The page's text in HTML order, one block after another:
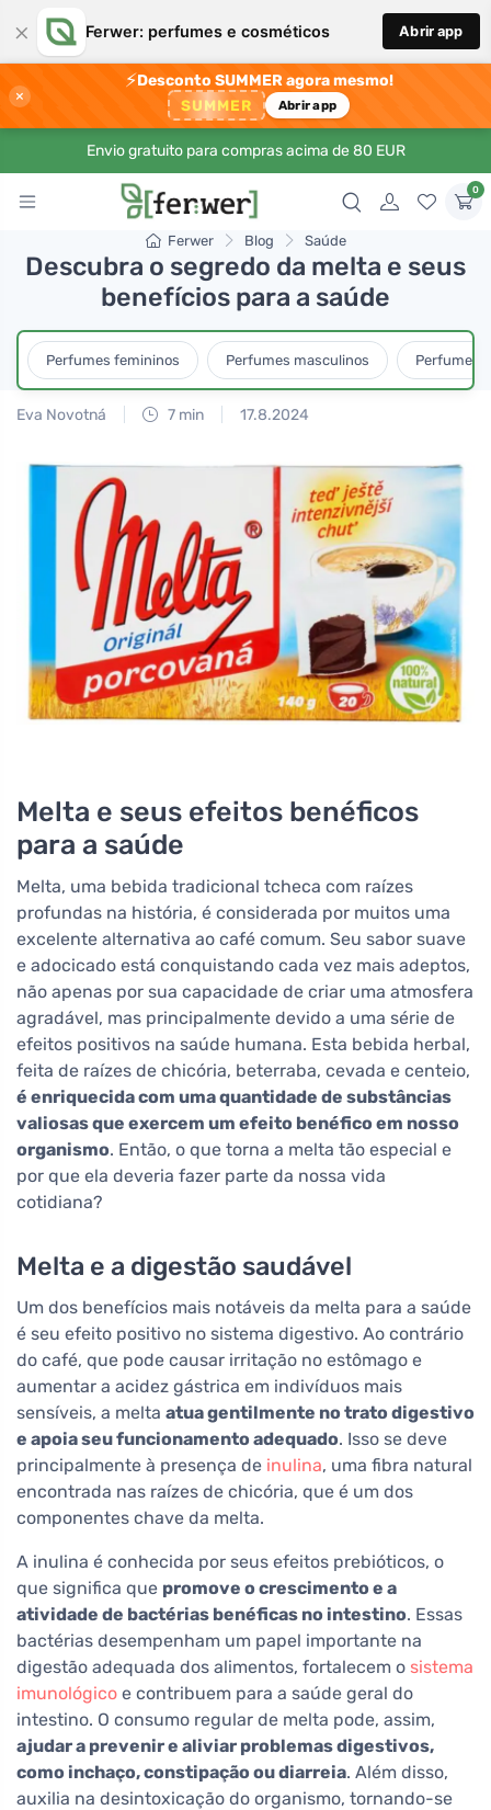
× Ferwer: perfumes e cosméticos Abrir app
×
⚡Desconto SUMMER agora mesmo!
SUMMER Abrir app
Envio gratuito para compras acima de 80 EUR
0
Ferwer Blog Saúde
Descubra o segredo da melta e seus
benefícios para a saúde
Perfumes femininos Perfumes masculinos Perfumes
Eva Novotná 7 min 17.8.2024
Melta e seus efeitos benéficos
para a saúde
Melta, uma bebida tradicional tcheca com raízes
profundas na história, é considerada por muitos uma
excelente alternativa ao café comum. Seu sabor suave
e adocicado está conquistando cada vez mais adeptos,
não apenas por sua capacidade de criar uma atmosfera
agradável, mas principalmente devido a uma série de
efeitos positivos na saúde humana. Esta bebida herbal,
feita de raízes de chicória, beterraba, cevada e centeio,
é enriquecida com uma quantidade de substâncias
valiosas que exercem um efeito benéfico em nosso
organismo. Então, o que torna a melta tão especial e
por que ela deveria fazer parte da nossa vida
cotidiana?
Melta e a digestão saudável
Um dos benefícios mais notáveis da melta para a saúde
é seu efeito positivo no sistema digestivo. Ao contrário
do café, que pode causar irritação no estômago e
aumentar a acidez gástrica em indivíduos mais
sensíveis, a melta atua gentilmente no trato digestivo
e apoia seu funcionamento adequado. Isso se deve
principalmente à presença de inulina, uma fibra natural
encontrada nas raízes de chicória, que é um dos
componentes chave da melta.
A inulina é conhecida por seus efeitos prebióticos, o
que significa que promove o crescimento e a
atividade de bactérias benéficas no intestino. Essas
bactérias desempenham um papel importante na
digestão adequada dos alimentos, fortalecem o sistema
imunológico e contribuem para a saúde geral do
intestino. O consumo regular de melta pode, assim,
ajudar a prevenir e aliviar problemas digestivos,
como inchaço, constipação ou diarreia. Além disso,
auxilia na desintoxicação do organismo, tornando-se